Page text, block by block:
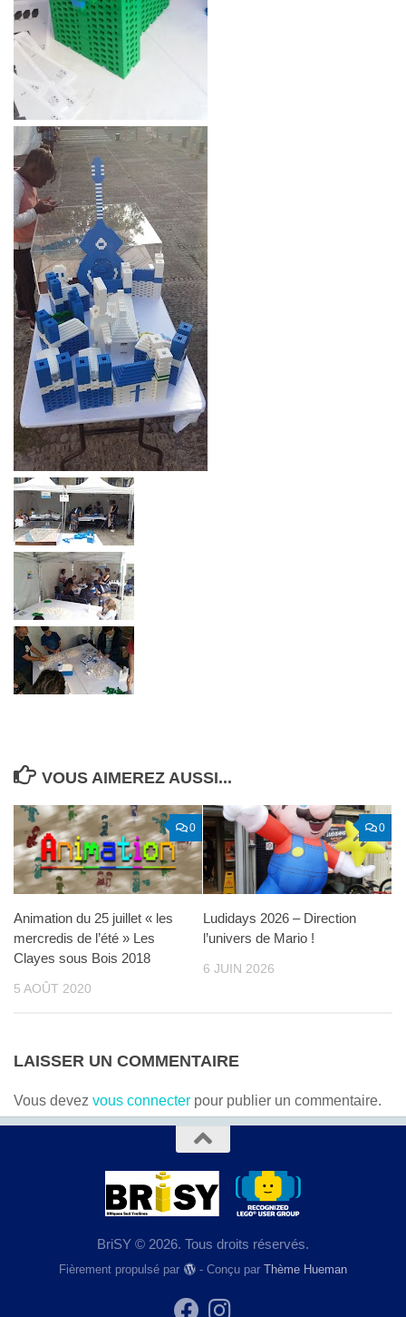
VOUS AIMEREZ AUSSI...
0
Animation du 25 juillet « les
mercredis de l’été » Les
Clayes sous Bois 2018
5 AOÛT 2020
0
Ludidays 2026 – Direction
l’univers de Mario !
6 JUIN 2026
LAISSER UN COMMENTAIRE
Vous devez vous connecter pour publier un commentaire.
BriSY © 2026. Tous droits réservés.
Fièrement propulsé par - Conçu par Thème Hueman